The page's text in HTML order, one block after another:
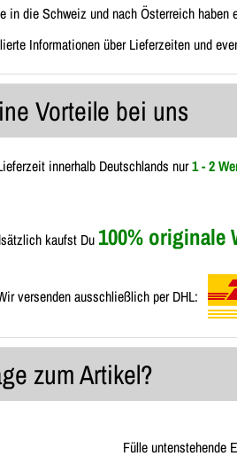
in die Schweiz und nach Österreich haben
Informationen über Lieferzeiten und
Vorteile bei uns
innerhalb Deutschlands nur1 - 2
kaufst Du 100% originale
versenden ausschließlich per DHL:
zum Artikel?
Fülle untenstehende